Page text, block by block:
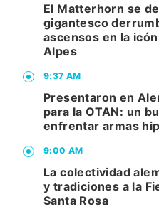
El Matterhorn se
gigantesco
ascensos en la
Alpes
9:37 AM
Presentaron en
para la OTAN: un
enfrentar armas
9:00 AM
La colectividad
y tradiciones a la
Santa Rosa